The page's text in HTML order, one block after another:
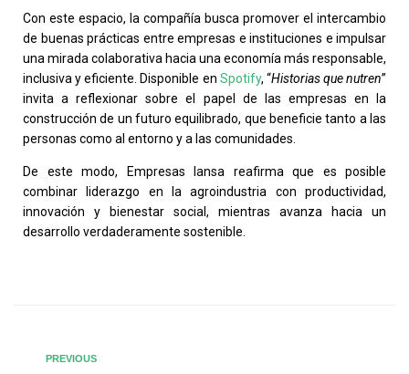
Con este espacio, la compañía busca promover el intercambio
de buenas prácticas entre empresas e instituciones e impulsar
una mirada colaborativa hacia una economía más responsable,
inclusiva y eficiente. Disponible en Spotify, “Historias que nutren”
invita a reflexionar sobre el papel de las empresas en la
construcción de un futuro equilibrado, que beneficie tanto a las
personas como al entorno y a las comunidades.
De este modo, Empresas Iansa reafirma que es posible
combinar liderazgo en la agroindustria con productividad,
innovación y bienestar social, mientras avanza hacia un
desarrollo verdaderamente sostenible.
PREVIOUS